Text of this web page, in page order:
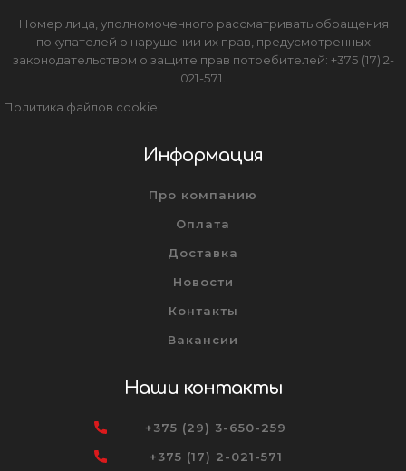
Номер лица, уполномоченного рассматривать обращения
покупателей о нарушении их прав, предусмотренных
законодательством о защите прав потребителей: +375 (17) 2-
021-571.
Политика файлов cookie
Информация
Про компанию
Оплата
Доставка
Новости
Контакты
Вакансии
Наши контакты
+375 (29) 3-650-259
+375 (17) 2-021-571